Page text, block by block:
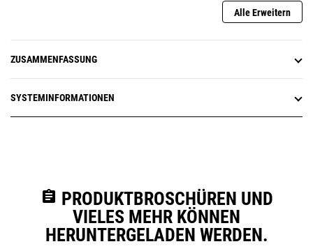
Alle Erweitern
ZUSAMMENFASSUNG
SYSTEMINFORMATIONEN
assignment PRODUKTBROSCHÜREN UND
VIELES MEHR KÖNNEN
HERUNTERGELADEN WERDEN.